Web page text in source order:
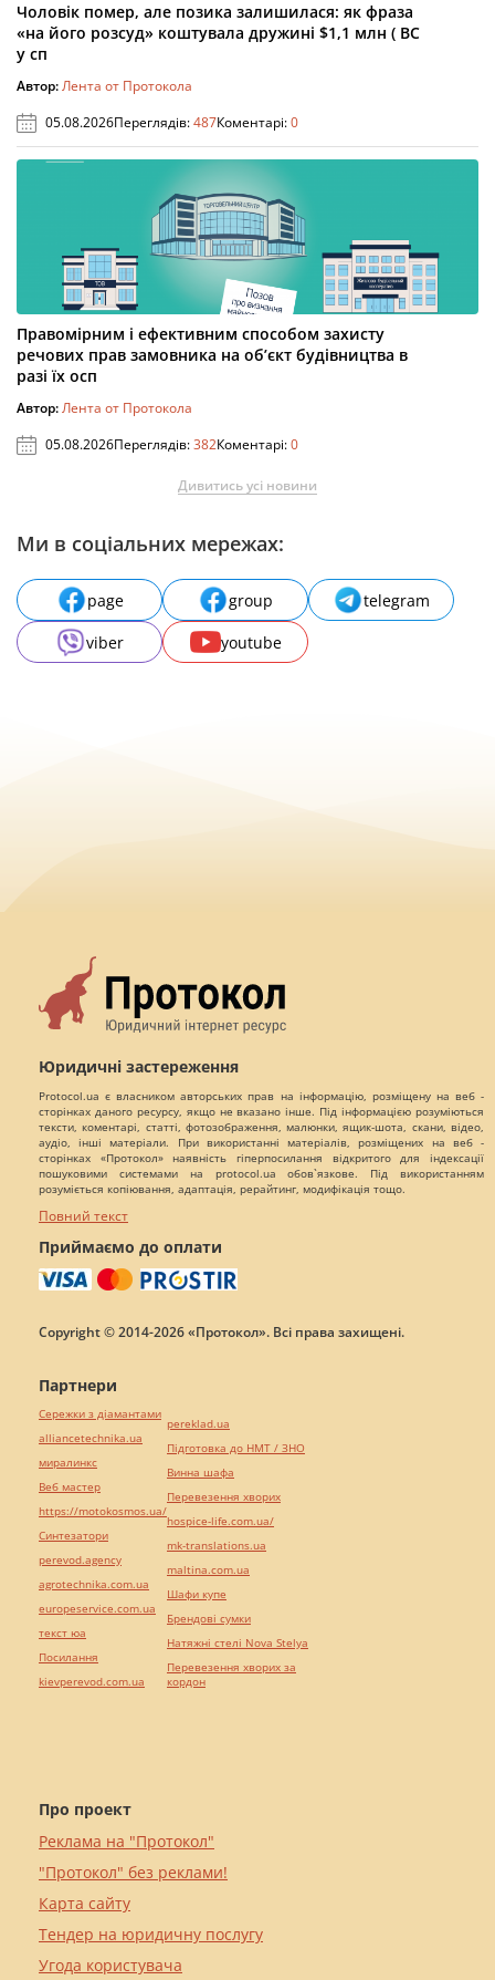
Чоловік помер, але позика залишилася: як фраза
«на його розсуд» коштувала дружині $1,1 млн ( ВС
у сп
Автор:Лента от Протокола
05.08.2026Переглядів:487Коментарі:0
Правомірним і ефективним способом захисту
речових прав замовника на об’єкт будівництва в
разі їх осп
Автор:Лента от Протокола
05.08.2026Переглядів:382Коментарі:0
Дивитись усі новини
Ми в соціальних мережах:
page group
telegram
viber
youtube
Юридичні застереження
Protocol.ua є власником авторських прав на інформацію, розміщену на веб -
сторінках даного ресурсу, якщо не вказано інше. Під інформацією розуміються
тексти, коментарі, статті, фотозображення, малюнки, ящик-шота, скани, відео,
аудіо, інші матеріали. При використанні матеріалів, розміщених на веб -
сторінках «Протокол» наявність гіперпосилання відкритого для індексації
пошуковими системами на protocol.ua обов`язкове. Під використанням
розуміється копіювання, адаптація, рерайтинг, модифікація тощо.
Повний текст
Приймаємо до оплати
Copyright © 2014-2026 «Протокол». Всі права захищені.
Про проект
Реклама на "Протокол"
"Протокол" без реклами!
Карта сайту
Тендер на юридичну послугу
Угода користувача
Партнери
Сережки з діамантами
alliancetechnika.ua
миралинкс
Веб мастер
https://motokosmos.ua/
Синтезатори
perevod.agency
agrotechnika.com.ua
europeservice.com.ua
текст юа
Посилання
kievperevod.com.ua
pereklad.ua
Підготовка до НМТ / ЗНО
Винна шафа
Перевезення хворих
hospice-life.com.ua/
mk-translations.ua
maltina.com.ua
Шафи купе
Брендові сумки
Натяжні стелі Nova Stelya
Перевезення хворих за
кордон